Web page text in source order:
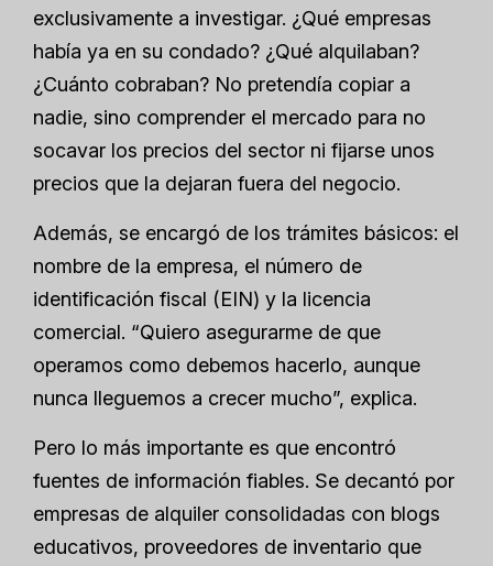
exclusivamente a investigar. ¿Qué empresas
había ya en su condado? ¿Qué alquilaban?
¿Cuánto cobraban? No pretendía copiar a
nadie, sino comprender el mercado para no
socavar los precios del sector ni fijarse unos
precios que la dejaran fuera del negocio.
Además, se encargó de los trámites básicos: el
nombre de la empresa, el número de
identificación fiscal (EIN) y la licencia
comercial. “Quiero asegurarme de que
operamos como debemos hacerlo, aunque
nunca lleguemos a crecer mucho”, explica.
Pero lo más importante es que encontró
fuentes de información fiables. Se decantó por
empresas de alquiler consolidadas con blogs
educativos, proveedores de inventario que